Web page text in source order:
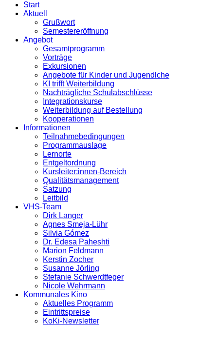
Start
Aktuell
Grußwort
Semestereröffnung
Angebot
Gesamtprogramm
Vorträge
Exkursionen
Angebote für Kinder und Jugendlche
KI trifft Weiterbildung
Nachträgliche Schulabschlüsse
Integrationskurse
Weiterbildung auf Bestellung
Kooperationen
Informationen
Teilnahmebedingungen
Programmauslage
Lernorte
Entgeltordnung
Kursleiter:innen-Bereich
Qualitätsmanagement
Satzung
Leitbild
VHS-Team
Dirk Langer
Agnes Smeja-Lühr
Silvia Gómez
Dr. Edesa Paheshti
Marion Feldmann
Kerstin Zocher
Susanne Jörling
Stefanie Schwerdtfeger
Nicole Wehrmann
Kommunales Kino
Aktuelles Programm
Eintrittspreise
KoKi-Newsletter